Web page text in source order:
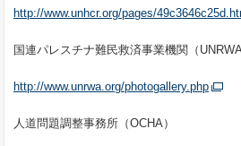
http://www.unhcr.org/pages/
国連パレスチナ難民救済事業機関（UNRWA
http://www.unrwa.org/photogallery.php
人道問題調整事務所（OCHA）